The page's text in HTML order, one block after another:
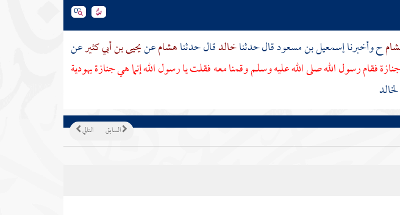
ح وأخبرناإسمعيل بن مسعودقال حدثناخالدقال حدثناهشامعنيحيى بن أبي كثيرعن
فقام رسول الله صلى الله عليه وسلم وقمنا معه فقلت يا رسول الله إنما هي جنازة يهودية
لخالد
التالي السابق